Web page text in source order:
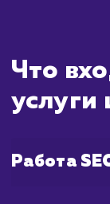
процесс,